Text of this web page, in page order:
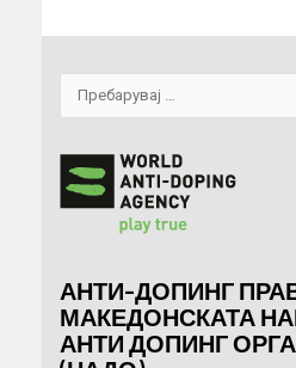
АНТИ-ДОПИНГ
МАКЕДОНСКАТА
АНТИ ДОПИНГ